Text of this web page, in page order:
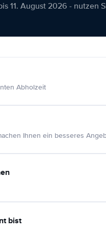
11. August 2026 - nutzen
Abholzeit
Ihnen ein besseres
bist